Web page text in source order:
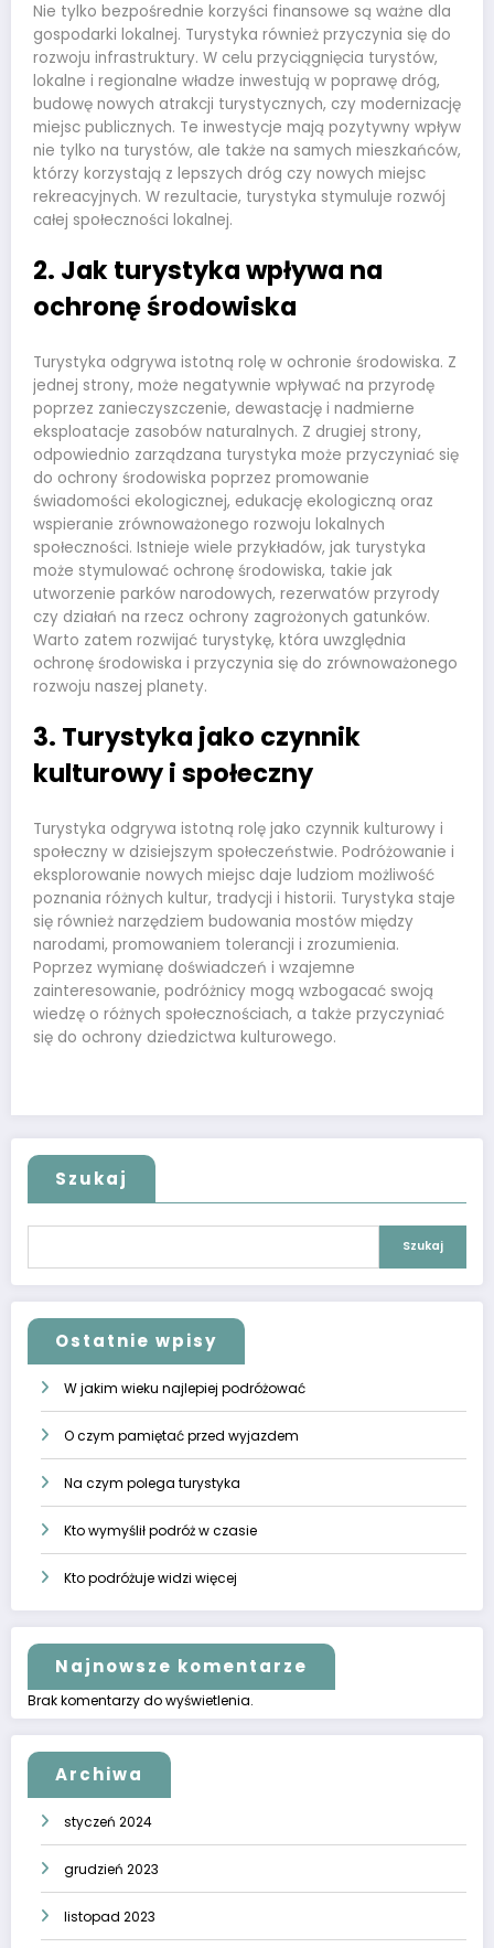
Nie tylko bezpośrednie korzyści finansowe są ważne dla
gospodarki lokalnej. Turystyka również przyczynia się do
rozwoju infrastruktury. W celu przyciągnięcia turystów,
lokalne i regionalne władze inwestują w poprawę dróg,
budowę nowych atrakcji turystycznych, czy modernizację
miejsc publicznych. Te inwestycje mają pozytywny wpływ
nie tylko na turystów, ale także na samych mieszkańców,
którzy korzystają z lepszych dróg czy nowych miejsc
rekreacyjnych. W rezultacie, turystyka stymuluje rozwój
całej społeczności lokalnej.
2. Jak turystyka wpływa na
ochronę środowiska
Turystyka odgrywa istotną rolę w ochronie środowiska. Z
jednej strony, może negatywnie wpływać na przyrodę
poprzez zanieczyszczenie, dewastację i nadmierne
eksploatacje zasobów naturalnych. Z drugiej strony,
odpowiednio zarządzana turystyka może przyczyniać się
do ochrony środowiska poprzez promowanie
świadomości ekologicznej, edukację ekologiczną oraz
wspieranie zrównoważonego rozwoju lokalnych
społeczności. Istnieje wiele przykładów, jak turystyka
może stymulować ochronę środowiska, takie jak
utworzenie parków narodowych, rezerwatów przyrody
czy działań na rzecz ochrony zagrożonych gatunków.
Warto zatem rozwijać turystykę, która uwzględnia
ochronę środowiska i przyczynia się do zrównoważonego
rozwoju naszej planety.
3. Turystyka jako czynnik
kulturowy i społeczny
Turystyka odgrywa istotną rolę jako czynnik kulturowy i
społeczny w dzisiejszym społeczeństwie. Podróżowanie i
eksplorowanie nowych miejsc daje ludziom możliwość
poznania różnych kultur, tradycji i historii. Turystyka staje
się również narzędziem budowania mostów między
narodami, promowaniem tolerancji i zrozumienia.
Poprzez wymianę doświadczeń i wzajemne
zainteresowanie, podróżnicy mogą wzbogacać swoją
wiedzę o różnych społecznościach, a także przyczyniać
się do ochrony dziedzictwa kulturowego.
Szukaj
Szukaj
Ostatnie wpisy
W jakim wieku najlepiej podróżować
O czym pamiętać przed wyjazdem
Na czym polega turystyka
Kto wymyślił podróż w czasie
Kto podróżuje widzi więcej
Najnowsze komentarze
Brak komentarzy do wyświetlenia.
Archiwa
styczeń 2024
grudzień 2023
listopad 2023